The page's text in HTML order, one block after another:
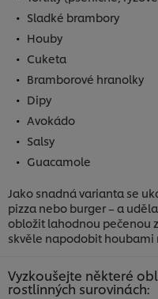
Sladké brambory
Houby
Cuketa
Bramborové hranolky
Dipy
Avokádo
Salsy
Guacamole
Jako snadná varianta se
pizza nebo burger – a
obložit lahodnou pečenou
skvěle napodobit
Vyzkoušejte některé
rostlinných surovinách: